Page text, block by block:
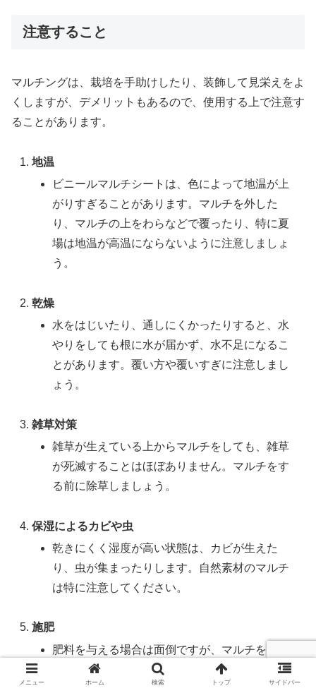
注意すること
マルチングは、栽培を手助けしたり、装飾して見栄えをよ
くしますが、デメリットもあるので、使用する上で注意す
ることがあります。
地温
ビニールマルチシートは、色によって地温が上
がりすぎることがあります。マルチを外した
り、マルチの上をわらなどで覆ったり、特に夏
場は地温が高温にならないように注意しましょ
う。
乾燥
水をはじいたり、通しにくかったりすると、水
やりをしても根に水が届かず、水不足になるこ
とがあります。覆い方や覆いすぎに注意しまし
ょう。
雑草対策
雑草が生えている上からマルチをしても、雑草
が死滅することはほぼありません。マルチをす
る前に除草しましょう。
保湿によるカビや虫
乾きにくく湿度が高い状態は、カビが生えた
り、虫が集まったりします。自然素材のマルチ
は特に注意してください。
施肥
肥料を与える場合は面倒ですが、マルチを外し
ましょう。片側や一部を外し、植物に均等に肥
料が行き渡るようにします。マルチング剤に肥
メニュー ホーム 検索 トップ サイドバー